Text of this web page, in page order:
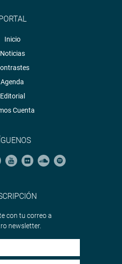
Inicio
Noticias
Agenda
Editorial
Cuenta
con tu correo a
newsletter.